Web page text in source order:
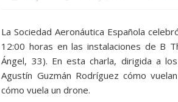
La Sociedad Aeronáutica Española
12:00 horas en las instalaciones de B
Ángel, 33). En esta charla, dirigida a
Agustín Guzmán Rodríguez cómo
cómo vuela un drone.